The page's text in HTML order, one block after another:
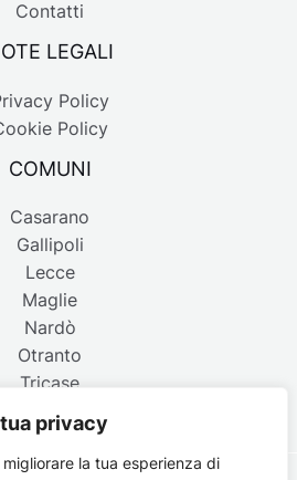
privacy
la tua esperienza di
Contatti
LEGALI
Policy
Policy
COMUNI
Casarano
Gallipoli
Lecce
Maglie
Nardò
Otranto
Tricase